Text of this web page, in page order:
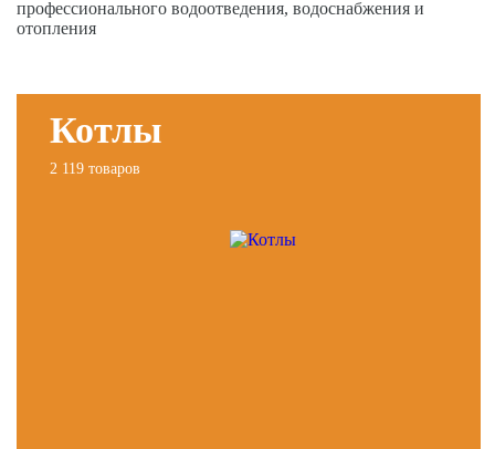
профессионального водоотведения, водоснабжения и
отопления
Котлы
2 119 товаров